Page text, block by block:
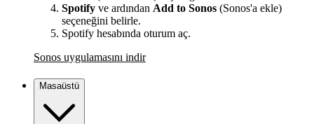
Spotify ve ardından Add to Sonos (Sonos'a ekle)
seçeneğini belirle.
Spotify hesabında oturum aç.
Sonos uygulamasını indir
Masaüstü